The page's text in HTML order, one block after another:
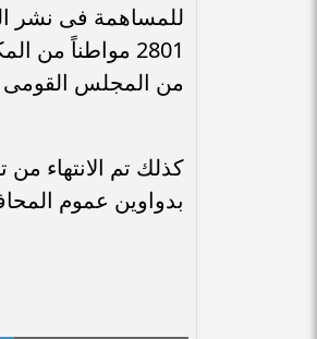
2801 مواطناً
من المجلس القومى
بدواوين عموم